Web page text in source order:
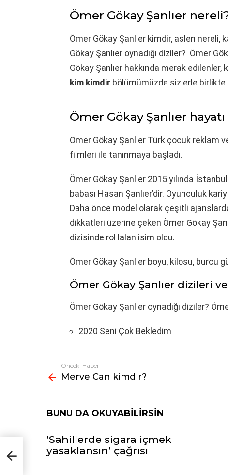
Ömer Gökay Şanlıer
Ömer Gökay Şanlıer kimdir, aslen nereli,
Gökay Şanlıer oynadığı diziler? Ömer
Gökay Şanlıer hakkında merak
kim kimdir bölümümüzde sizlerle birlikte
Ömer Gökay Şanlıer
Ömer Gökay Şanlıer Türk çocuk reklam
filmleri ile tanınmaya başladı.
Ömer Gökay Şanlıer 2015 yılında
babası Hasan Şanlıer’dir. Oyunculuk
Daha önce model olarak çeşitli
dikkatleri üzerine çeken Ömer Gökay
dizisinde rol lalan isim oldu.
Ömer Gökay Şanlıer boyu, kilosu, burcu
Ömer Gökay Şanlıer dizileri
Ömer Gökay Şanlıer oynadığı diziler?
2020 Seni Çok Bekledim
Fazlasına
bak
Önceki Haber
Merve Can kimdir?
BUNU DA OKUYABILIRSIN
‘Sahillerde sigara içmek
yasaklansın’ çağrısı